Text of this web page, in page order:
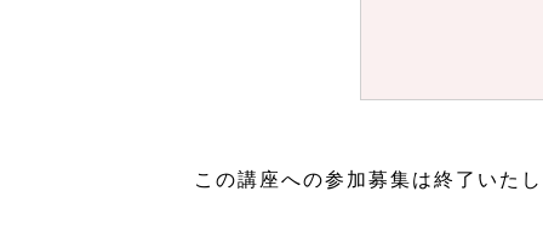
この講座への参加募集は終了いた